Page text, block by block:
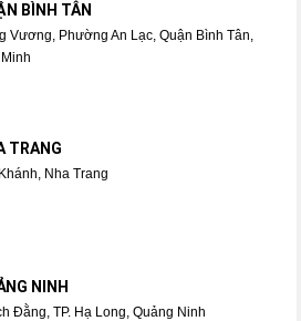
BÌNH TÂN
Vương, Phường An Lạc, Quận Bình Tân,
TRANG
Nha Trang
NINH
Đằng, TP. Hạ Long, Quảng Ninh